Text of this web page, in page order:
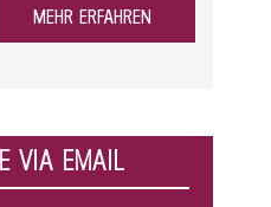
MEHR ERFAHREN
VIA EMAIL